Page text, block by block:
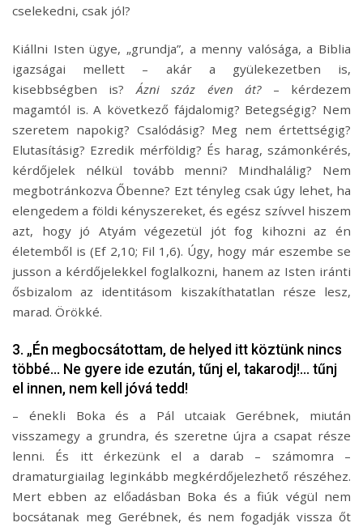
cselekedni, csak jól?
Kiállni Isten ügye, „grundja”, a menny valósága, a Biblia
igazságai mellett – akár a gyülekezetben is,
kisebbségben is?Ázni száz éven át?– kérdezem
magamtól is. A következő fájdalomig? Betegségig? Nem
szeretem napokig? Csalódásig? Meg nem értettségig?
Elutasításig? Ezredik mérföldig? És harag, számonkérés,
kérdőjelek nélkül tovább menni? Mindhalálig? Nem
megbotránkozva Őbenne? Ezt tényleg csak úgy lehet, ha
elengedem a földi kényszereket, és egész szívvel hiszem
azt, hogy jó Atyám végezetül jót fog kihozni az én
életemből is (Ef 2,10; Fil 1,6). Úgy, hogy már eszembe se
jusson a kérdőjelekkel foglalkozni, hanem az Isten iránti
ősbizalom az identitásom kiszakíthatatlan része lesz,
marad. Örökké.
3. „Én megbocsátottam, de helyed itt köztünk nincs
többé… Ne gyere ide ezután, tűnj el, takarodj!… tűnj
el innen, nem kell jóvá tedd!
– énekli Boka és a Pál utcaiak Gerébnek, miután
visszamegy a grundra, és szeretne újra a csapat része
lenni. És itt érkezünk el a darab – számomra –
dramaturgiailag leginkább megkérdőjelezhető részéhez.
Mert ebben az előadásban Boka és a fiúk végül nem
bocsátanak meg Gerébnek, és nem fogadják vissza őt